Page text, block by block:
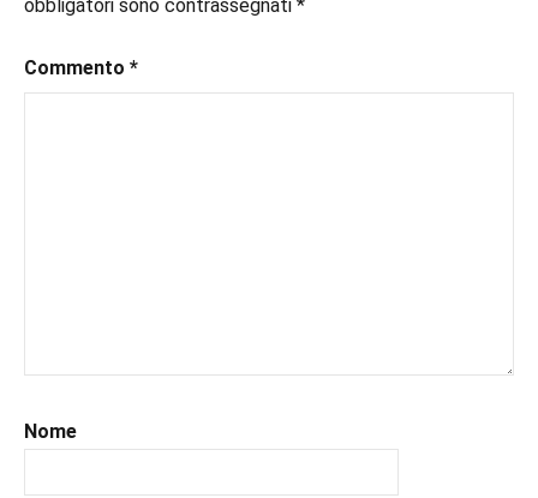
obbligatori sono contrassegnati *
Commento *
Nome